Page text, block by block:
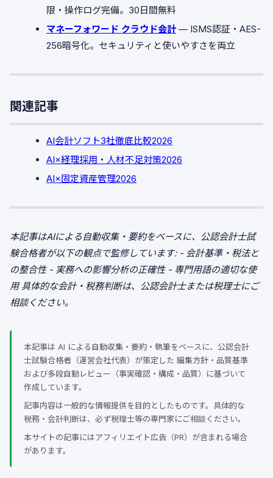
限・操作ログ完備。30日間無料
マネーフォワード クラウド会計— ISMS認証・AES-
256暗号化。セキュリティと使いやすさを両立
関連記事
AI会計ソフト3社徹底比較2026
AI×経理採用・人材不足対策2026
AI×固定資産管理2026
本記事はAIによる自動収集・要約をベースに、公認会計士試
験合格者が以下の観点で監修しています: - 会計基準・税法と
の整合性 - 実務への影響分析の正確性 - 専門用語の適切な使
用 具体的な会計・税務判断は、公認会計士または税理士にご
相談ください。
本記事は AI による自動収集・要約・執筆をベースに、公認会計
士試験合格者（運営会社代表）が策定した 編集方針・品質基準
および多段自動レビュー（事実確認・構成・品質）に基づいて
作成しています。
記事内容は一般的な情報提供を目的としたものです。具体的な
税務・会計判断は、必ず税理士等の専門家にご相談ください。
本サイトの記事にはアフィリエイト広告（PR）が含まれる場合
があります。